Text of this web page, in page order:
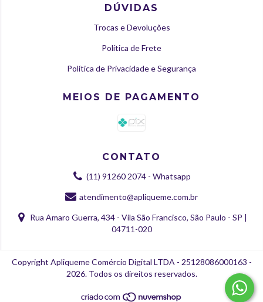
DÚVIDAS
Trocas e Devoluções
Política de Frete
Política de Privacidade e Segurança
MEIOS DE PAGAMENTO
CONTATO
(11) 91260 2074 - Whatsapp
atendimento@apliqueme.com.br
Rua Amaro Guerra, 434 - Vila São Francisco, São Paulo - SP |
04711-020
Copyright Apliqueme Comércio Digital LTDA - 25128086000163 -
2026. Todos os direitos reservados.